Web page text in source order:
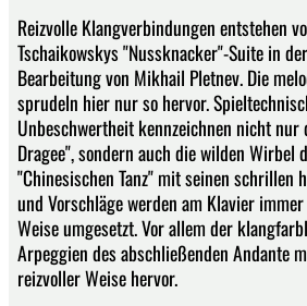
Reizvolle Klangverbindungen entstehen
Tschaikowskys "Nussknacker"-Suite in
Bearbeitung von Mikhail Pletnev. Die
sprudeln hier nur so hervor.
Unbeschwertheit kennzeichnen nicht nur
Dragee", sondern auch die wilden Wirbel
"Chinesischen Tanz" mit seinen schrillen
und Vorschläge werden am Klavier
Weise umgesetzt. Vor allem der
Arpeggien des abschließenden Andante
reizvoller Weise hervor.